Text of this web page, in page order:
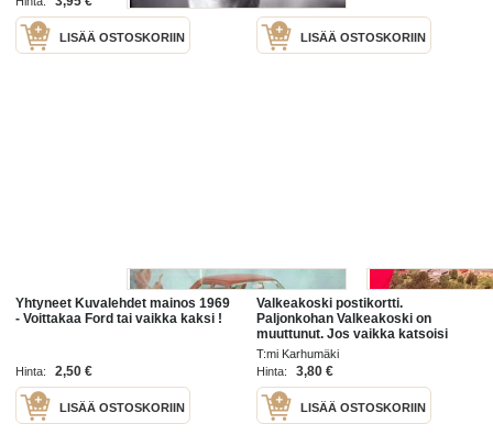
LISÄÄ OSTOSKORIIN LISÄÄ OSTOSKORIIN
Yhtyneet Kuvalehdet mainos 1969
- Voittakaa Ford tai vaikka kaksi !
Hinta: 2,50 €
LISÄÄ OSTOSKORIIN
Valkeakoski postikortti.
Paljonkohan Valkeakoski on
muuttunut. Jos vaikka katsoisi
ilmasta käsin
T:mi Karhumäki
Hinta:
3,80 €
LISÄÄ OSTOSKORIIN